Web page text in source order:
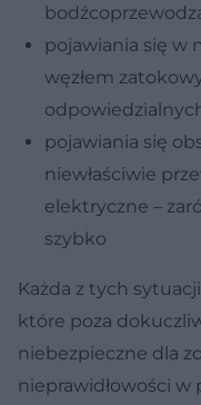
pojawiania się w
węzłem
pojawiania się
niewłaściwie
elektryczne –
szybko
Każda z tych
które poza
niebezpieczne dla
nieprawidłowości